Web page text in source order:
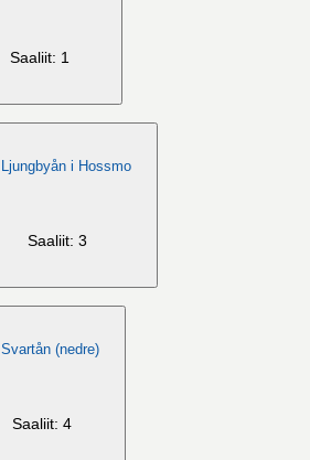
Saaliit: 1
Ljungbyån i Hossmo
Saaliit: 3
Svartån (nedre)
Saaliit: 4